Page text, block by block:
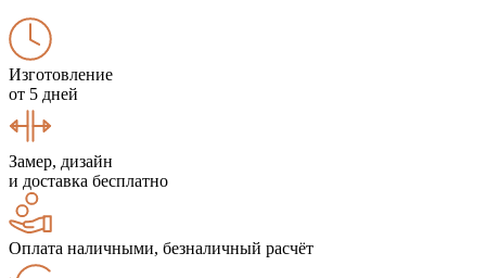
Изготовление
от 5 дней
Замер, дизайн
и доставка бесплатно
Оплата наличными, безналичный расчёт